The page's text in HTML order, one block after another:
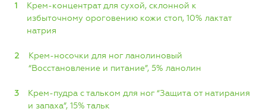
Крем-концентрат для сухой, склонной к
избыточному ороговению кожи стоп, 10% лактат
натрия
Крем-носочки для ног ланолиновый
“Восстановление и питание”, 5% ланолин
Крем-пудра с тальком для ног “Защита от натирания
и запаха”, 15% тальк